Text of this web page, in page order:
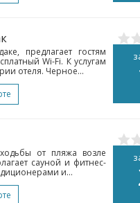
предлагает гостям
Wi-Fi. К услугам
отеля. Черное...
от пляжа возле
сауной и фитнес-
и...